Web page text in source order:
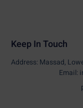
Keep In Touch
Address: Massad,
Email: